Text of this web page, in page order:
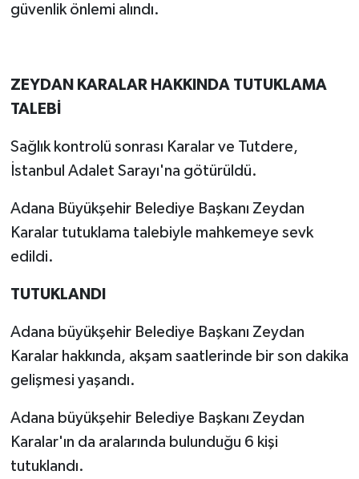
güvenlik önlemi alındı.
ZEYDAN KARALAR HAKKINDA TUTUKLAMA
TALEBİ
Sağlık kontrolü sonrası Karalar ve Tutdere,
İstanbul Adalet Sarayı'na götürüldü.
Adana Büyükşehir Belediye Başkanı Zeydan
Karalar tutuklama talebiyle mahkemeye sevk
edildi.
TUTUKLANDI
Adana büyükşehir Belediye Başkanı Zeydan
Karalar hakkında, akşam saatlerinde bir son dakika
gelişmesi yaşandı.
Adana büyükşehir Belediye Başkanı Zeydan
Karalar'ın da aralarında bulunduğu 6 kişi
tutuklandı.